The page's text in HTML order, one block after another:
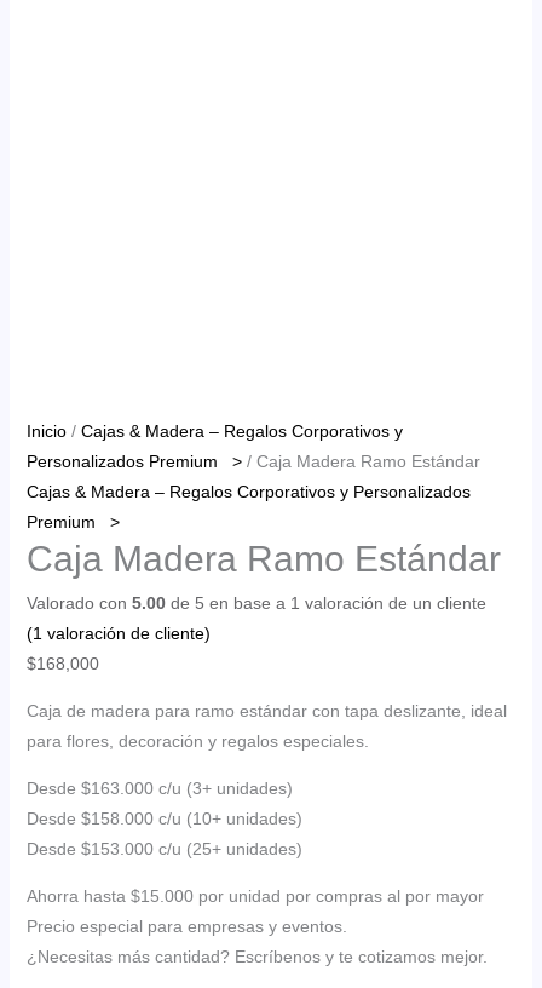
Inicio/ Cajas & Madera – Regalos Corporativos y
Personalizados Premium >/ Caja Madera Ramo Estándar
Cajas & Madera – Regalos Corporativos y Personalizados
Premium >
Caja Madera Ramo Estándar
Valorado con 5.00de 5 en base a 1 valoración de un cliente
(1 valoración de cliente)
$168,000
Caja de madera para ramo estándar con tapa deslizante, ideal
para flores, decoración y regalos especiales.
Desde $163.000 c/u (3+ unidades)
Desde $158.000 c/u (10+ unidades)
Desde $153.000 c/u (25+ unidades)
Ahorra hasta $15.000 por unidad por compras al por mayor
Precio especial para empresas y eventos.
¿Necesitas más cantidad? Escríbenos y te cotizamos mejor.